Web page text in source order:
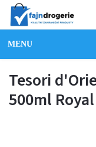
Tesori
500ml